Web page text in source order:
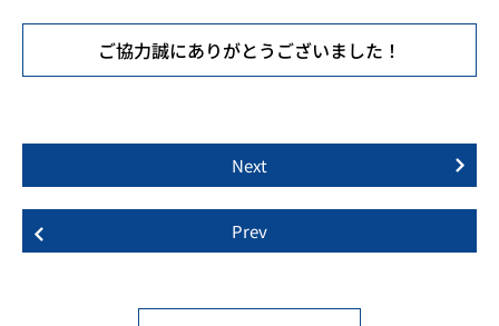
ご協力誠にありがとうございました！
Prev
Next